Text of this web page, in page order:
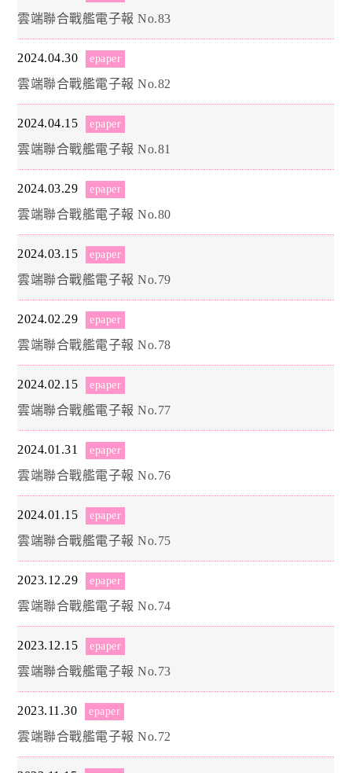
雲端聯合戰艦電子報 No.83
2024.04.30 epaper
雲端聯合戰艦電子報 No.82
2024.04.15 epaper
雲端聯合戰艦電子報 No.81
2024.03.29 epaper
雲端聯合戰艦電子報 No.80
2024.03.15 epaper
雲端聯合戰艦電子報 No.79
2024.02.29 epaper
雲端聯合戰艦電子報 No.78
2024.02.15 epaper
雲端聯合戰艦電子報 No.77
2024.01.31 epaper
雲端聯合戰艦電子報 No.76
2024.01.15 epaper
雲端聯合戰艦電子報 No.75
2023.12.29 epaper
雲端聯合戰艦電子報 No.74
2023.12.15 epaper
雲端聯合戰艦電子報 No.73
2023.11.30 epaper
雲端聯合戰艦電子報 No.72